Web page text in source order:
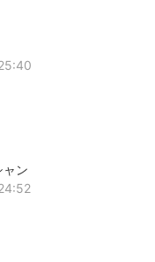
ャン